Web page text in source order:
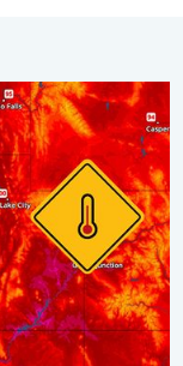
en el Noroeste. . .